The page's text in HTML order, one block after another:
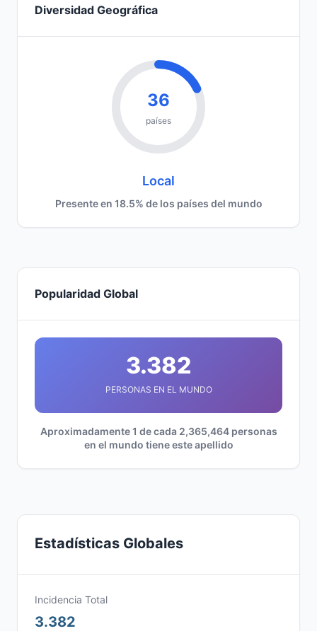
Diversidad Geográfica
36
países
Local
Presente en 18.5% de los países del mundo
Popularidad Global
3.382
PERSONAS EN EL MUNDO
Aproximadamente 1 de cada 2,365,464 personas
en el mundo tiene este apellido
Estadísticas Globales
Incidencia Total
3.382